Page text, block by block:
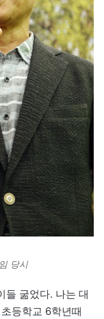
당시
들 굶었다. 나는 대
등학교 6학년때